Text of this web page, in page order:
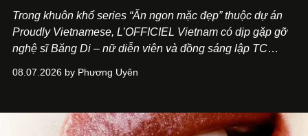
Trong khuôn khổ series “Ăn ngon mặc đẹp” thuộc dự án
Proudly Vietnamese, L’OFFICIEL Vietnam có dịp gặp gỡ
nghệ sĩ Băng Di – nữ diễn viên và đồng sáng lập TC
Kitchen Bar và SALEM tại TP.HCM.
08.07.2026 by Phương Uyên